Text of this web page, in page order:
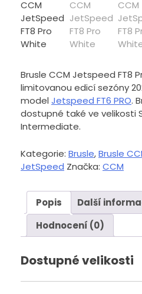
Brusle CCM Jetspeed FT8
limitovanou edicí sezóny
model Jetspeed FT6 PRO.
dostupné také ve velikosti
Intermediate.
Kategorie: Brusle,Brusle
JetSpeed Značka: CCM
Popis
Další
Hodnocení (0)
Dostupné velikosti